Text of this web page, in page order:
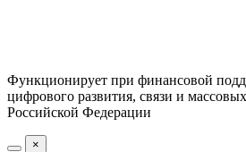
Функционирует при финансовой
цифрового развития, связи и
Российской Федерации
×